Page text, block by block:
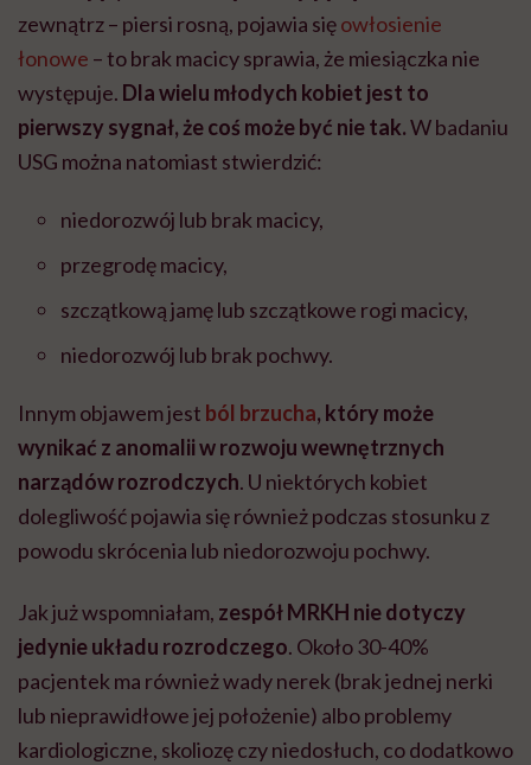
zewnątrz – piersi rosną, pojawia sięowłosienie
łonowe – to brak macicy sprawia, że miesiączka nie
występuje. Dla wielu młodych kobiet jest to
pierwszy sygnał, że coś może być nie tak.W badaniu
USG można natomiast stwierdzić:
niedorozwój lub brak macicy,
przegrodę macicy,
szczątkową jamę lub szczątkowe rogi macicy,
niedorozwój lub brak pochwy.
Innym objawem jest ból brzucha, który może
wynikać z anomalii w rozwoju wewnętrznych
narządów rozrodczych. U niektórych kobiet
dolegliwość pojawia się również podczas stosunku z
powodu skrócenia lub niedorozwoju pochwy.
Jak już wspomniałam, zespół MRKH nie dotyczy
jedynie układu rozrodczego. Około 30-40%
pacjentek ma również wady nerek (brak jednej nerki
lub nieprawidłowe jej położenie) albo problemy
kardiologiczne, skoliozę czy niedosłuch, co dodatkowo